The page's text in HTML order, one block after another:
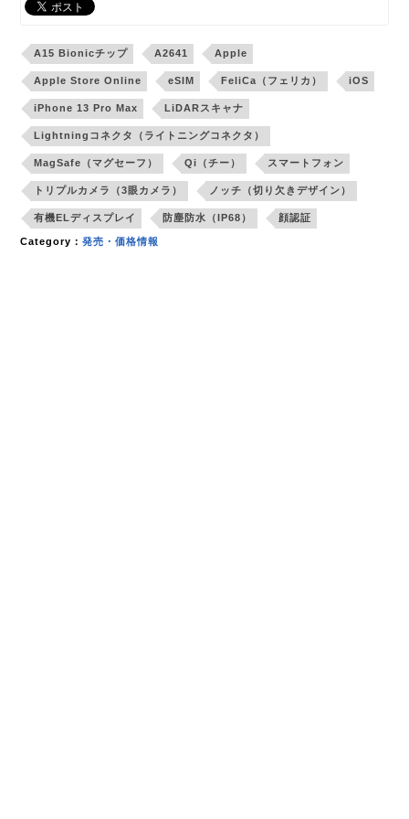
A15 Bionicチップ A2641 Apple
Apple Store Online eSIM FeliCa（フェリカ） iOS
iPhone 13 Pro Max LiDARスキャナ
Lightningコネクタ（ライトニングコネクタ）
MagSafe（マグセーフ） Qi（チー） スマートフォン
トリプルカメラ（3眼カメラ） ノッチ（切り欠きデザイン）
有機ELディスプレイ 防塵防水（IP68） 顔認証
Category：発売・価格情報